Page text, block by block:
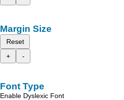
Margin Size
Reset
+
-
Font Type
Enable Dyslexic Font